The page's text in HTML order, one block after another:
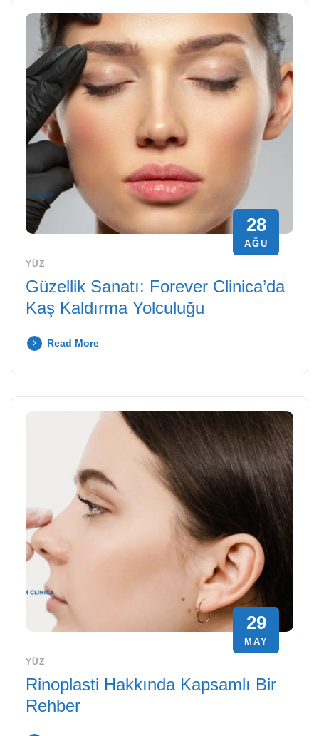
28
AĞU
YÜZ
Güzellik Sanatı: Forever Clinica’da
Kaş Kaldırma Yolculuğu
Read More
29
MAY
YÜZ
Rinoplasti Hakkında Kapsamlı Bir
Rehber